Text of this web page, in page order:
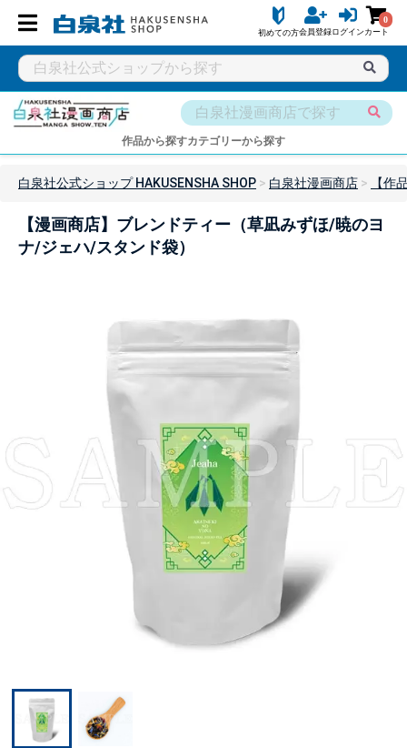
初めての方会員登録ログイン
0
カート
作品から探すカテゴリーから探す
白泉社公式ショップ HAKUSENSHA SHOP 白泉社漫画商店 【作
【漫画商店】ブレンドティー（草凪みずほ/暁のヨ
ナ/ジェハ/スタンド袋）